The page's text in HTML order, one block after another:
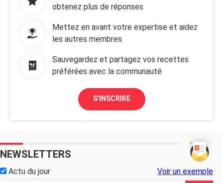
obtenez plus de réponses
Mettez en avant votre expertise et aidez
les autres membres
Sauvegardez et partagez vos recettes
préférées avec la communauté
S'INSCRIRE
NEWSLETTERS
Actu du jour Voir un exemple